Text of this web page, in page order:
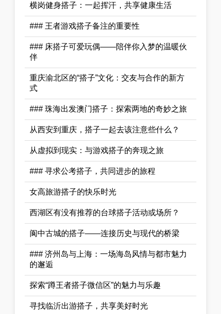
横岗健身搭子：一起挥汗，共享健康生活
### 王者游戏搭子备注的重要性
### 床搭子可爱玩偶——陪伴你入梦的温暖伙
伴
重庆渝北区的“搭子”文化：交友与合作的新方
式
### 珠海出发澳门搭子：探索两地的奇妙之旅
从西安到重庆，搭子一起去该注意些什么？
从虚拟到现实：与游戏搭子的奔现之旅
### 寻求公考搭子，共同进步的旅程
女高旅游搭子的快乐时光
西湖区有没有推荐的台球搭子活动或场所？
阆中古城的搭子——连接历史与现代的桥梁
### 济州岛与上海：一场海岛风情与都市魅力
的邂逅
探索“蹲王者搭子微信区”的魅力与乐趣
寻找临沂出游搭子，共享美好时光